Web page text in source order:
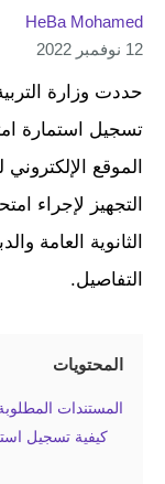
HeBa Mohamed
12 نوفمبر 2022
حددت وزارة
الموقع الإلكتروني
التجهيز لإجراء
الثانوية العامة
التفاصيل.
المحتويات
المستندات
كيفية تسجيل